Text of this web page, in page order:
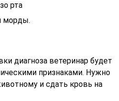
рта
морды.
диагноза ветеринар будет
признаками. Нужно
и сдать кровь на